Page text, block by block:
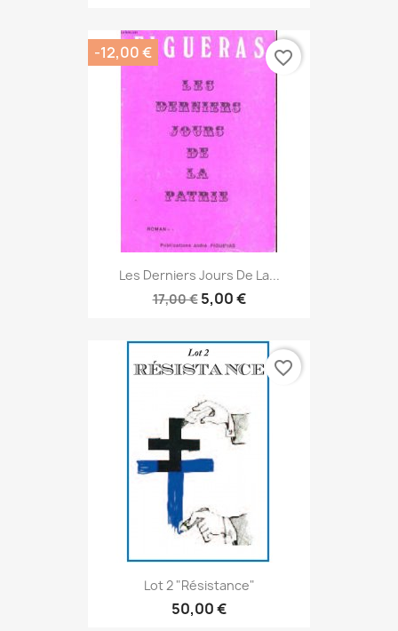
Les Derniers Jours De La...
17,00 € 5,00 €
-12,00 € favorite_border
Lot 2 "Résistance"
50,00 €
favorite_border